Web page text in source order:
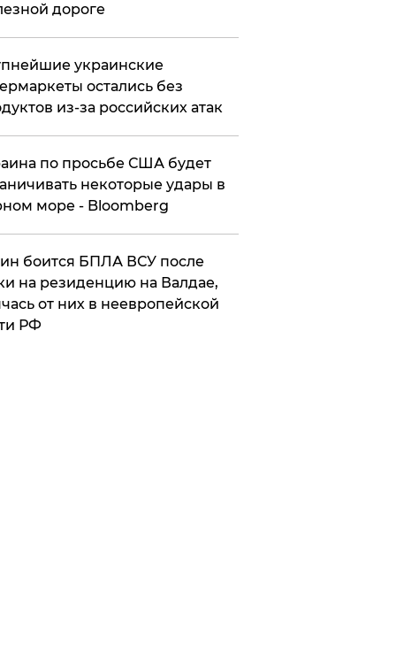
дороге
украинские
остались без
из-за российских атак
по просьбе США будет
некоторые удары в
море - Bloomberg
боится БПЛА ВСУ после
на резиденцию на Валдае,
от них в неевропейской
РФ